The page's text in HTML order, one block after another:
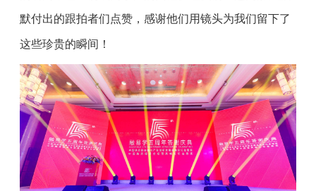
默付出的跟拍者们点赞，感谢他们用镜头为我们留下了
这些珍贵的瞬间！